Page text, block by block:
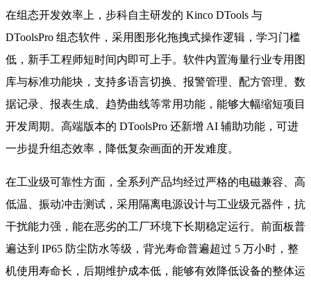
在组态开发效率上，步科自主研发的 Kinco DTools 与
DToolsPro 组态软件，采用图形化拖拽式操作逻辑，学习门槛
低，新手工程师短时间内即可上手。软件内置海量行业专用图
库与标准功能块，支持多语言切换、报警管理、配方管理、数
据记录、报表生成、趋势曲线等常用功能，能够大幅缩短项目
开发周期。高端版本的 DToolsPro 还新增 AI 辅助功能，可进
一步提升组态效率，降低复杂画面的开发难度。
在工业级可靠性方面，全系列产品均经过严格的电磁兼容、高
低温、振动冲击测试，采用隔离电源设计与工业级元器件，抗
干扰能力强，能在恶劣的工厂环境下长期稳定运行。前面板普
遍达到 IP65 防尘防水等级，背光寿命普遍超过 5 万小时，整
机使用寿命长，后期维护成本低，能够有效降低设备的整体运